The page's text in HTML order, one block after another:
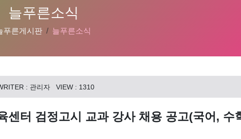
늘푸른소식
푸른게시판 늘푸른소식
: 관리자 VIEW : 1310
센터 검정고시 교과 강사 채용 공고(국어, 수